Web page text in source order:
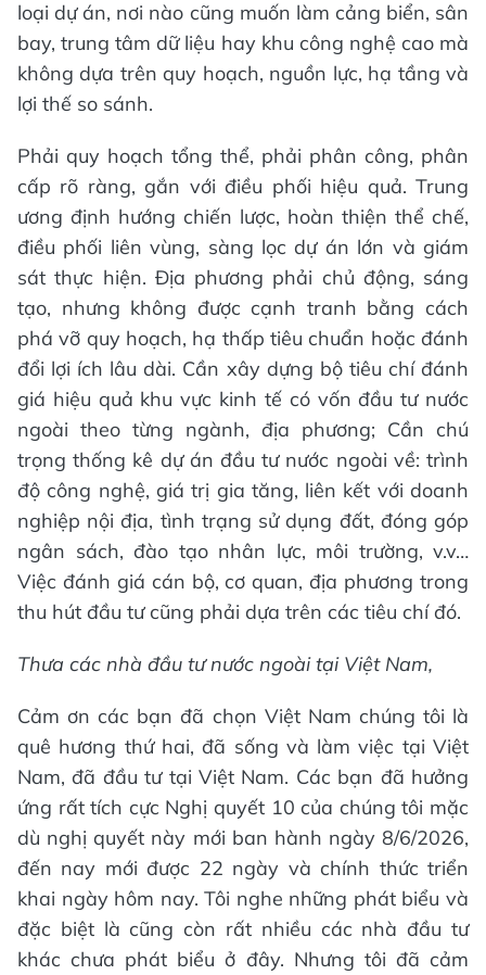
loại dự án, nơi nào cũng muốn làm cảng biển, sân
bay, trung tâm dữ liệu hay khu công nghệ cao mà
không dựa trên quy hoạch, nguồn lực, hạ tầng và
lợi thế so sánh.
Phải quy hoạch tổng thể, phải phân công, phân
cấp rõ ràng, gắn với điều phối hiệu quả. Trung
ương định hướng chiến lược, hoàn thiện thể chế,
điều phối liên vùng, sàng lọc dự án lớn và giám
sát thực hiện. Địa phương phải chủ động, sáng
tạo, nhưng không được cạnh tranh bằng cách
phá vỡ quy hoạch, hạ thấp tiêu chuẩn hoặc đánh
đổi lợi ích lâu dài. Cần xây dựng bộ tiêu chí đánh
giá hiệu quả khu vực kinh tế có vốn đầu tư nước
ngoài theo từng ngành, địa phương; Cần chú
trọng thống kê dự án đầu tư nước ngoài về: trình
độ công nghệ, giá trị gia tăng, liên kết với doanh
nghiệp nội địa, tình trạng sử dụng đất, đóng góp
ngân sách, đào tạo nhân lực, môi trường, v.v…
Việc đánh giá cán bộ, cơ quan, địa phương trong
thu hút đầu tư cũng phải dựa trên các tiêu chí đó.
Thưa các nhà đầu tư nước ngoài tại Việt Nam,
Cảm ơn các bạn đã chọn Việt Nam chúng tôi là
quê hương thứ hai, đã sống và làm việc tại Việt
Nam, đã đầu tư tại Việt Nam. Các bạn đã hưởng
ứng rất tích cực Nghị quyết 10 của chúng tôi mặc
dù nghị quyết này mới ban hành ngày 8/6/2026,
đến nay mới được 22 ngày và chính thức triển
khai ngày hôm nay. Tôi nghe những phát biểu và
đặc biệt là cũng còn rất nhiều các nhà đầu tư
khác chưa phát biểu ở đây. Nhưng tôi đã cảm